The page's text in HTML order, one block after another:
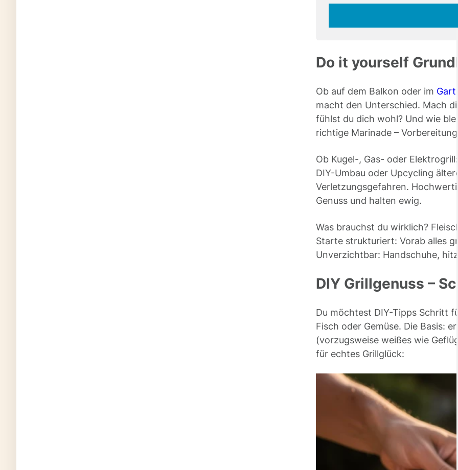
Do it yourself
Ob auf dem Balkon oder im
macht den Unterschied. Mach
fühlst du dich wohl? Und wie
richtige Marinade –
Ob Kugel-, Gas- oder
DIY-Umbau oder Upcycling
Verletzungsgefahren.
Genuss und halten ewig.
Was brauchst du wirklich?
Starte strukturiert: Vorab alles
Unverzichtbar: Handschuhe,
DIY Grillgenuss –
Du möchtest DIY-Tipps Schritt
Fisch oder Gemüse. Die Basis:
(vorzugsweise weißes wie
für echtes Grillglück: